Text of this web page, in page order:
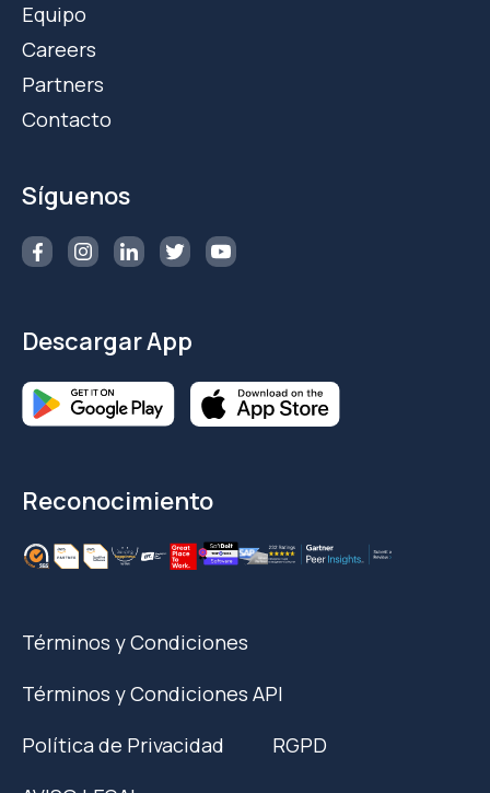
Equipo
Careers
Partners
Contacto
Síguenos
Descargar App
Reconocimiento
Términos y Condiciones
Términos y Condiciones API
Política de Privacidad
RGPD